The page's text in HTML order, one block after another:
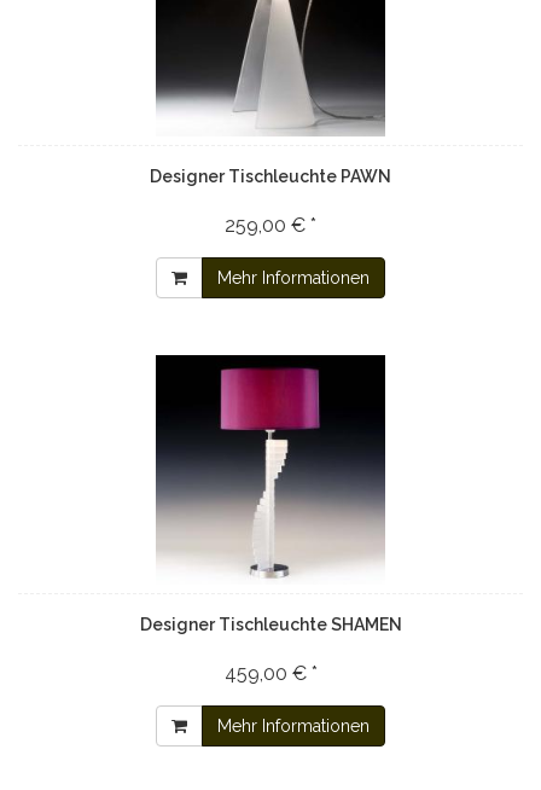
Designer Tischleuchte PAWN
259,00 € *
Mehr Informationen
Designer Tischleuchte SHAMEN
459,00 € *
Mehr Informationen